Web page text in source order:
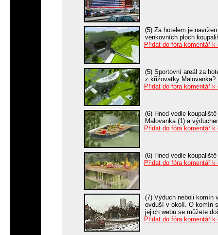
(5) Za hotelem je
venkovních ploch
Přidat do fóra komentář k
(5) Sportovní areál za
z křižovatky Malovanka?
Přidat do fóra komentář k
(6) Hned vedle
Malovanka (1) a
Přidat do fóra komentář k
(6) Hned vedle
Přidat do fóra komentář k
(7) Výduch neboli komín
ovduší v okolí. O komín
jejich webu se můžete
Přidat do fóra komentář k